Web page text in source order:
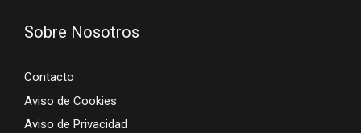
Sobre Nosotros
Contacto
Aviso de Cookies
Aviso de Privacidad